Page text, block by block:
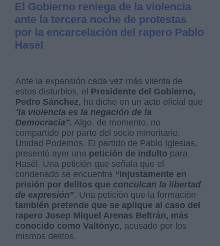
El Gobierno reniega de la violencia
ante la tercera noche de protestas
por la encarcelación del rapero Pablo
Hasél
Ante la expansión cada vez más vilenta de
estos disturbios, el Presidente del Gobierno,
Pedro Sánchez, ha dicho en un acto oficial que
“la violencia es la negación de la
Democracia”. Algo, de momento, no
compartido por parte del socio minoritario,
Unidad Podemos. El partido de Pablo Iglesias,
presentó ayer una petición de indulto para
Hasél. Una petición que señala que el
condenado se encuentra “injustamente en
prisión por delitos que conculcan la libertad
de expresión”. Una petición que la formación
también pretende que se aplique al caso del
rapero Josep Miquel Arenas Beltrán, más
conocido como Valtònyc, acusado por los
mismos delitos.